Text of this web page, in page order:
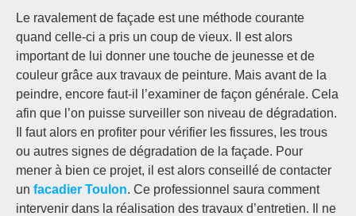
Le ravalement de façade est une méthode courante
quand celle-ci a pris un coup de vieux. Il est alors
important de lui donner une touche de jeunesse et de
couleur grâce aux travaux de peinture. Mais avant de la
peindre, encore faut-il l’examiner de façon générale. Cela
afin que l’on puisse surveiller son niveau de dégradation.
Il faut alors en profiter pour vérifier les fissures, les trous
ou autres signes de dégradation de la façade. Pour
mener à bien ce projet, il est alors conseillé de contacter
un facadier Toulon. Ce professionnel saura comment
intervenir dans la réalisation des travaux d’entretien. Il ne